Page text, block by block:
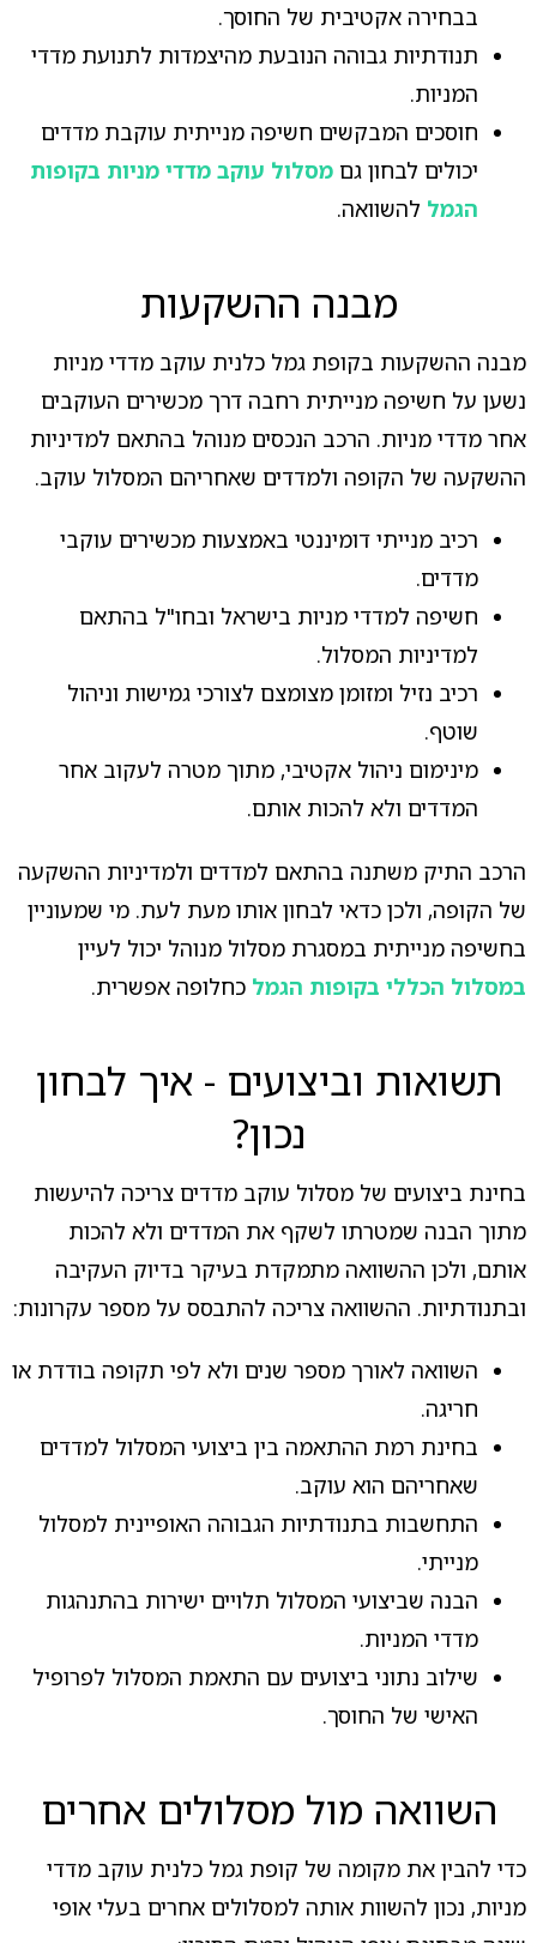
בבחירה אקטיבית של החוסך.
תנודתיות גבוהה הנובעת מהיצמדות לתנועת מדדי
המניות.
חוסכים המבקשים חשיפה מנייתית עוקבת מדדים
יכולים לבחון גם מסלול עוקב מדדי מניות בקופות
הגמל להשוואה.
מבנה ההשקעות
מבנה ההשקעות בקופת גמל כלנית עוקב מדדי מניות
נשען על חשיפה מנייתית רחבה דרך מכשירים העוקבים
אחר מדדי מניות. הרכב הנכסים מנוהל בהתאם למדיניות
ההשקעה של הקופה ולמדדים שאחריהם המסלול עוקב.
רכיב מנייתי דומיננטי באמצעות מכשירים עוקבי
מדדים.
חשיפה למדדי מניות בישראל ובחו"ל בהתאם
למדיניות המסלול.
רכיב נזיל ומזומן מצומצם לצורכי גמישות וניהול
שוטף.
מינימום ניהול אקטיבי, מתוך מטרה לעקוב אחר
המדדים ולא להכות אותם.
הרכב התיק משתנה בהתאם למדדים ולמדיניות ההשקעה
של הקופה, ולכן כדאי לבחון אותו מעת לעת. מי שמעוניין
בחשיפה מנייתית במסגרת מסלול מנוהל יכול לעיין
במסלול הכללי בקופות הגמל כחלופה אפשרית.
תשואות וביצועים - איך לבחון
נכון?
בחינת ביצועים של מסלול עוקב מדדים צריכה להיעשות
מתוך הבנה שמטרתו לשקף את המדדים ולא להכות
אותם, ולכן ההשוואה מתמקדת בעיקר בדיוק העקיבה
ובתנודתיות. ההשוואה צריכה להתבסס על מספר עקרונות:
השוואה לאורך מספר שנים ולא לפי תקופה בודדת או
חריגה.
בחינת רמת ההתאמה בין ביצועי המסלול למדדים
שאחריהם הוא עוקב.
התחשבות בתנודתיות הגבוהה האופיינית למסלול
מנייתי.
הבנה שביצועי המסלול תלויים ישירות בהתנהגות
מדדי המניות.
שילוב נתוני ביצועים עם התאמת המסלול לפרופיל
האישי של החוסך.
השוואה מול מסלולים אחרים
כדי להבין את מקומה של קופת גמל כלנית עוקב מדדי
מניות, נכון להשוות אותה למסלולים אחרים בעלי אופי